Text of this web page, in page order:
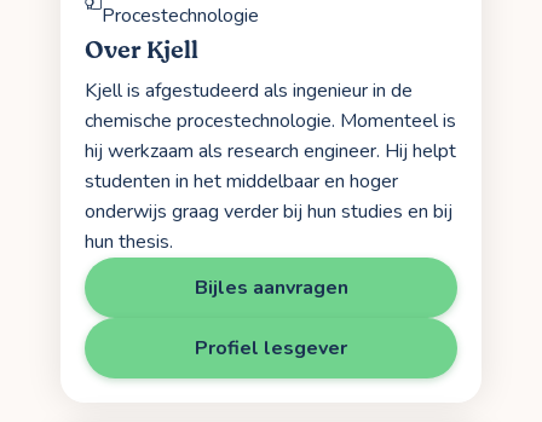
Procestechnologie
Over Kjell
Kjell is afgestudeerd als ingenieur in de
chemische procestechnologie. Momenteel is
hij werkzaam als research engineer. Hij helpt
studenten in het middelbaar en hoger
onderwijs graag verder bij hun studies en bij
hun thesis.
Bijles aanvragen
Profiel lesgever